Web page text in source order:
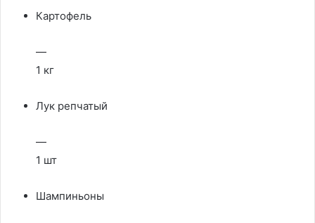
Картофель
—
1 кг
Лук репчатый
—
1 шт
Шампиньоны